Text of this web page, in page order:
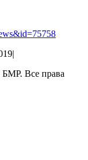
|
БМР. Все права